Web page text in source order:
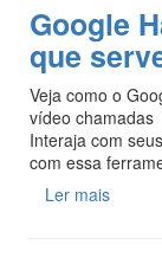
Google
que
Veja como o
vídeo chamadas
Interaja com
com essa
Ler mais